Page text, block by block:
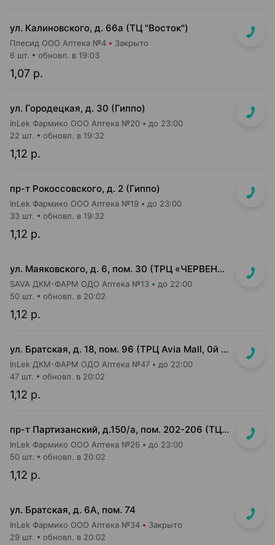
ул. Калиновского, д. 66а (ТЦ "Восток")
Плесид ООО Аптека №4 Закрыто
1,07 р.
6 шт. обновл. в 19:03
ул. Городецкая, д. 30 (Гиппо)
InLek Фармико ООО Аптека №20 до 23:00
1,12 р.
22 шт. обновл. в 19:32
пр-т Рокоссовского, д. 2 (Гиппо)
InLek Фармико ООО Аптека №19 до 23:00
1,12 р.
33 шт. обновл. в 19:32
ул. Маяковского, д. 6, пом. 30 (ТРЦ «ЧЕРВЕНСКИЙ» 1-й подземный этаж, вход напротив м-на Доктор Вет)
SAVA ДКМ-ФАРМ ОДО Аптека №13 до 22:00
1,12 р.
50 шт. обновл. в 20:02
ул. Братская, д. 18, пом. 96 (ТРЦ Avia Mall, 0й этаж рядом с гипермаркетом Green)
InLek ДКМ-ФАРМ ОДО Аптека №47 до 22:00
1,12 р.
47 шт. обновл. в 20:02
пр-т Партизанский, д.150/а, пом. 202-206 (ТЦ "Момо")
InLek Фармико ООО Аптека №26 до 23:00
1,12 р.
50 шт. обновл. в 20:02
ул. Братская, д. 6А, пом. 74
InLek Фармико ООО Аптека №34 Закрыто
29 шт. обновл. в 20:02